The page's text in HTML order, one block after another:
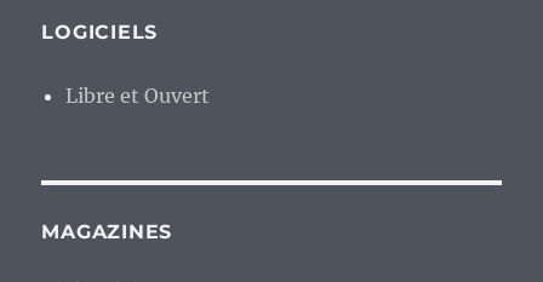
LOGICIELS
Libre et Ouvert
MAGAZINES